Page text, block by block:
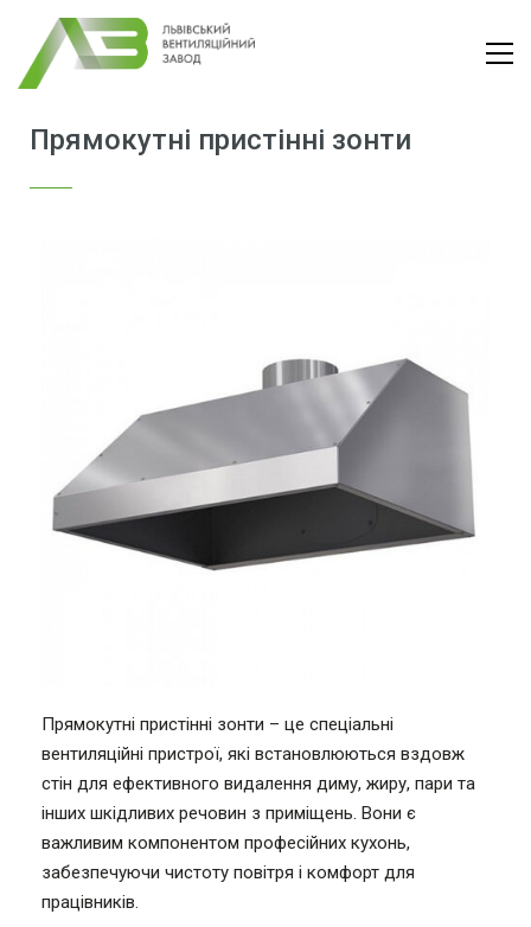
Прямокутні пристінні зонти
Прямокутні пристінні зонти – це спеціальні
вентиляційні пристрої, які встановлюються вздовж
стін для ефективного видалення диму, жиру, пари та
інших шкідливих речовин з приміщень. Вони є
важливим компонентом професійних кухонь,
забезпечуючи чистоту повітря і комфорт для
працівників.